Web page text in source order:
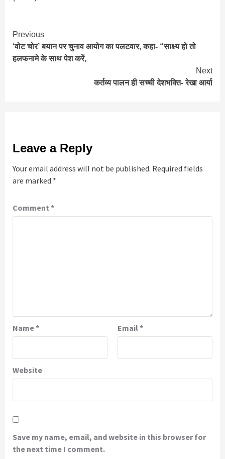
Continue
Reading
Previous
‘वोट चोर’ बयान पर चुनाव आयोग का पलटवार, कहा- “साक्ष्य हो तो
हलफनामे के साथ पेश करें,
Next
कर्तव्य पालन ही सच्ची देशभक्ति- रेखा आर्या
Leave a Reply
Your email address will not be published. Required fields
are marked *
Comment *
Name* Email *
Website
Save my name, email, and website in this browser for
the next time I comment.